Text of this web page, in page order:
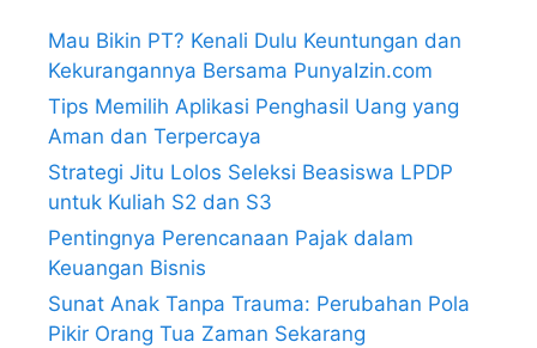
Mau Bikin PT? Kenali Dulu Keuntungan dan
Kekurangannya Bersama PunyaIzin.com
Tips Memilih Aplikasi Penghasil Uang yang
Aman dan Terpercaya
Strategi Jitu Lolos Seleksi Beasiswa LPDP
untuk Kuliah S2 dan S3
Pentingnya Perencanaan Pajak dalam
Keuangan Bisnis
Sunat Anak Tanpa Trauma: Perubahan Pola
Pikir Orang Tua Zaman Sekarang